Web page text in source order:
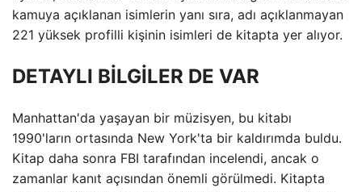
kamuya açıklanan isimlerin yanı sıra, adı açıklanmayan
221 yüksek profilli kişinin isimleri de kitapta yer alıyor.
DETAYLI BİLGİLER DE VAR
Manhattan'da yaşayan bir müzisyen, bu kitabı
1990'ların ortasında New York'ta bir kaldırımda buldu.
Kitap daha sonra FBI tarafından incelendi, ancak o
zamanlar kanıt açısından önemli görülmedi. Kitapta